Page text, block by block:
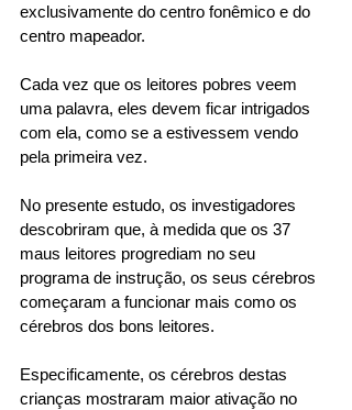
exclusivamente do centro fonêmico e do
centro mapeador.
Cada vez que os leitores pobres veem
uma palavra, eles devem ficar intrigados
com ela, como se a estivessem vendo
pela primeira vez.
No presente estudo, os investigadores
descobriram que, à medida que os 37
maus leitores progrediam no seu
programa de instrução, os seus cérebros
começaram a funcionar mais como os
cérebros dos bons leitores.
Especificamente, os cérebros destas
crianças mostraram maior ativação no